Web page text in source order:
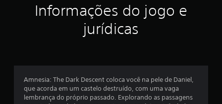
e
s
e
Informações do jogo e
jurídicas
Amnesia: The Dark Descent coloca você na pele de Daniel,
que acorda em um castelo destruído, com uma vaga
lembrança do próprio passado. Explorando as passagens